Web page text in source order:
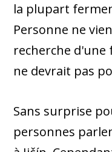
la plupart
Personne ne
recherche d'une
ne devrait pas
Sans surprise
personnes